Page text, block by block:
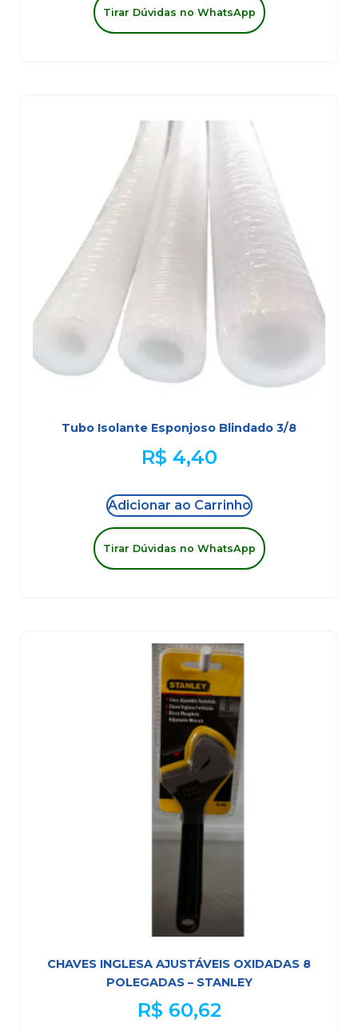
Tirar Dúvidas no WhatsApp
Tubo Isolante Esponjoso Blindado 3/8
R$ 4,40
Adicionar ao Carrinho
Tirar Dúvidas no WhatsApp
CHAVES INGLESA AJUSTÁVEIS OXIDADAS 8
POLEGADAS – STANLEY
R$ 60,62